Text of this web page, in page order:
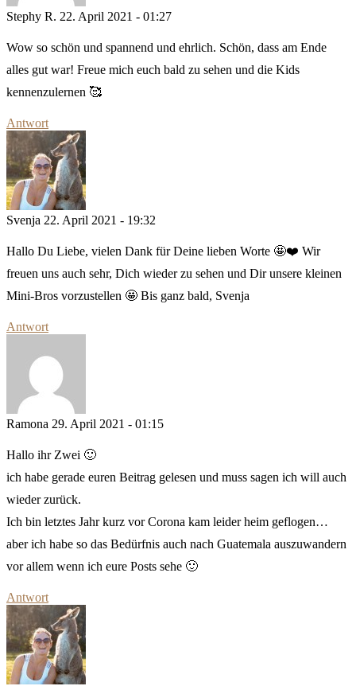
Stephy R. 22. April 2021 - 01:27
Wow so schön und spannend und ehrlich. Schön, dass am Ende
alles gut war! Freue mich euch bald zu sehen und die Kids
kennenzulernen 🥰
Antwort
Svenja 22. April 2021 - 19:32
Hallo Du Liebe, vielen Dank für Deine lieben Worte 🤩❤️ Wir
freuen uns auch sehr, Dich wieder zu sehen und Dir unsere kleinen
Mini-Bros vorzustellen 🤩 Bis ganz bald, Svenja
Antwort
Ramona 29. April 2021 - 01:15
Hallo ihr Zwei 🙂
ich habe gerade euren Beitrag gelesen und muss sagen ich will auch
wieder zurück.
Ich bin letztes Jahr kurz vor Corona kam leider heim geflogen…
aber ich habe so das Bedürfnis auch nach Guatemala auszuwandern
vor allem wenn ich eure Posts sehe 🙂
Antwort